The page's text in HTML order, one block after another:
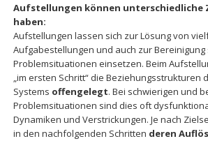
Aufstellungen können unterschiedliche
haben:
Aufstellungen lassen sich zur Lösung von
Aufgabestellungen und auch zur Bereinigung
Problemsituationen einsetzen. Beim
„im ersten Schritt“ die Beziehungsstrukturen
Systems offengelegt. Bei schwierigen und
Problemsituationen sind dies oft
Dynamiken und Verstrickungen. Je nach
in den nachfolgenden Schritten deren